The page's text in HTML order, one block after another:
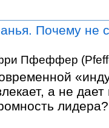
Почему не
Пфеффер
а не